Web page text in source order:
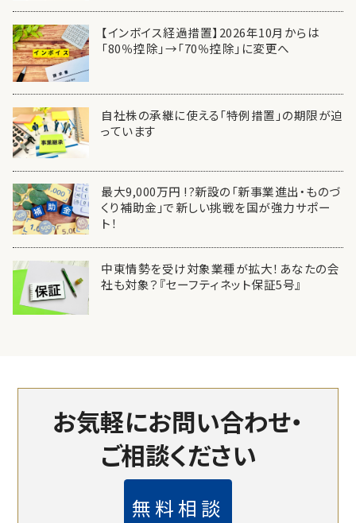
【インボイス経過措置】2026年10月からは
「80％控除」→「70％控除」に変更へ
自社株の承継に使える「特例措置」の期限が迫
っています
最大9,000万円 !?新設の「新事業進出・ものづ
くり補助金」で新しい挑戦を国が強力サポー
ト！
中東情勢を受け対象業種が拡大！あなたの会
社も対象？『セーフティネット保証5号』
お気軽にお問い合わせ・
ご相談ください
無料相談